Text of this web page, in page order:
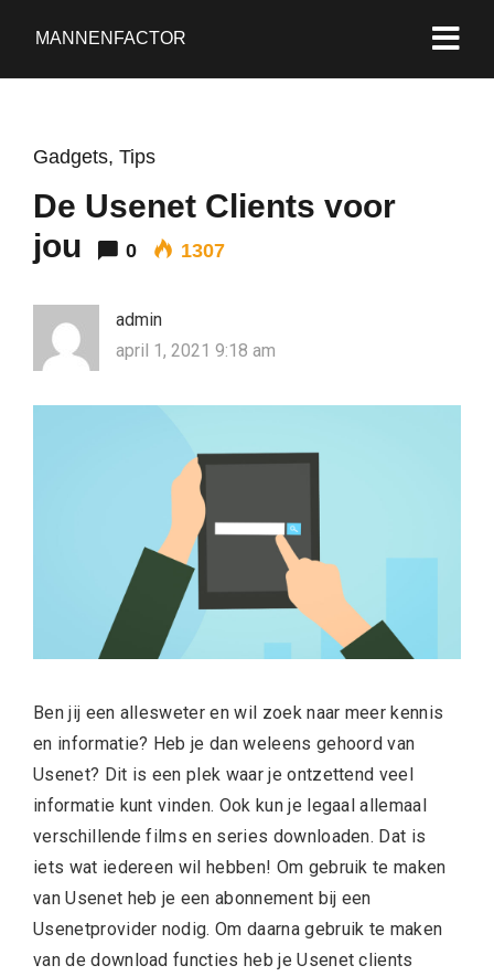
MANNENFACTOR
Gadgets, Tips
De Usenet Clients voor
jou
0 1307
admin
april 1, 2021 9:18 am
Ben jij een allesweter en wil zoek naar meer kennis
en informatie? Heb je dan weleens gehoord van
Usenet? Dit is een plek waar je ontzettend veel
informatie kunt vinden. Ook kun je legaal allemaal
verschillende films en series downloaden. Dat is
iets wat iedereen wil hebben! Om gebruik te maken
van Usenet heb je een abonnement bij een
Usenetprovider nodig. Om daarna gebruik te maken
van de download functies heb je Usenet clients